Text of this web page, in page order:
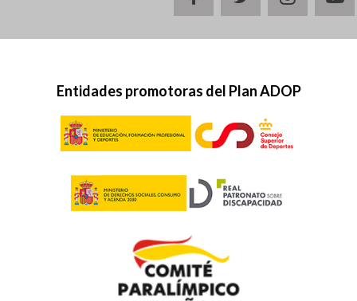
Entidades promotoras del Plan ADOP